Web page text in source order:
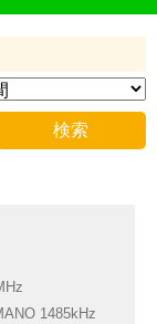
1485kHz